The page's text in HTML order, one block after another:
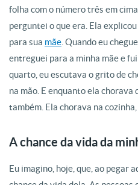
folha com o número três em
perguntei o que era. Ela
para sua mãe . Quando eu
entreguei para a minha mãe e
quarto, eu escutava o grito de
na mão. E enquanto ela chorava
também. Ela chorava na
A chance da vida da
Eu imagino, hoje, que, ao pegar